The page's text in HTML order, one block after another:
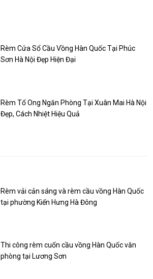
Rèm Cửa Sổ Cầu Vồng Hàn Quốc Tại Phúc
Sơn Hà Nội Đẹp Hiện Đại
Rèm Tổ Ong Ngăn Phòng Tại Xuân Mai Hà Nội
Đẹp, Cách Nhiệt Hiệu Quả
Rèm vải cản sáng và rèm cầu vồng Hàn Quốc
tại phường Kiến Hưng Hà Đông
Thi công rèm cuốn cầu vồng Hàn Quốc văn
phòng tại Lương Sơn